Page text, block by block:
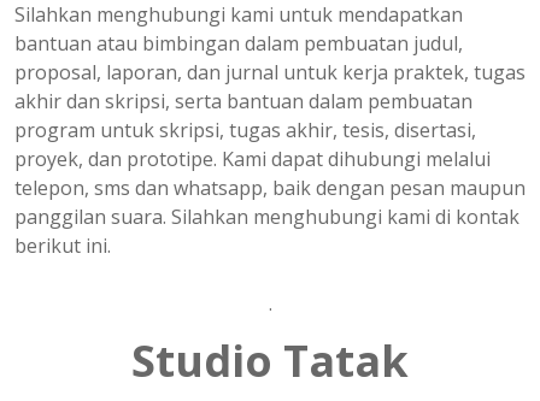
Silahkan menghubungi kami untuk mendapatkan
bantuan atau bimbingan dalam pembuatan judul,
proposal, laporan, dan jurnal untuk kerja praktek, tugas
akhir dan skripsi, serta bantuan dalam pembuatan
program untuk skripsi, tugas akhir, tesis, disertasi,
proyek, dan prototipe. Kami dapat dihubungi melalui
telepon, sms dan whatsapp, baik dengan pesan maupun
panggilan suara. Silahkan menghubungi kami di kontak
berikut ini.
.
Studio Tatak